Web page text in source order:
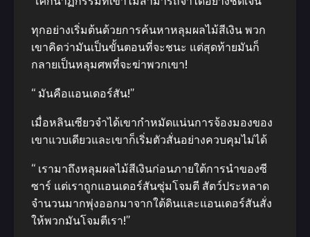
ทุกอย่างเริ่มต้นด้วยการค้นหาหลุมผลไม้สีเงิน พวก
เขาคิดว่ามันเป็นขั้นตอนที่จะชนะ แต่สุดท้ายมันก็
กลายเป็นหลุมศพที่จะฆ่าพวกเขา!
“ มันคือแอนเดอร์สัน!”
เมื่อหลินเซียวจำได้เขากำหมัดแน่นการจ้องมองของ
เขาแวบเดียวและเขาก็เริ่มตัวสั่นอย่างควบคุมไม่ได้
“ เรามาถึงหลุมผลไม้สีเงินก่อนภายใต้การนำของซี
ซาร์ แต่เราถูกแอนเดอร์สันซุ่มโจมตี สัตว์ประหลาด
จำนวนมากพุ่งออกมาจากใต้ดินและแอนเดอร์สันสั่ง
ให้พวกมันโจมตีเรา!”